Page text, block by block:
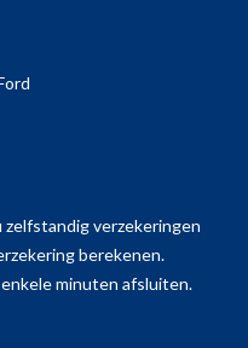
verzekeringen
berekenen.
minuten afsluiten.